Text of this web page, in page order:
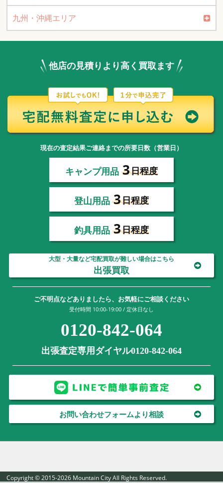
九州・沖縄エリア
他店の見積りより高く買取ます
現在の査定結果ご連絡までの所要日数（営業日）
キャンプ用品 3日程度
登山用品 3日程度
釣具用品 3日程度
大型・大量など宅配買取が難しい場合はこちら
出張買取
ご不明点などありましたら、お気軽にご相談ください
受付時間 10:00-19:00 / 定休日なし
0120-842-064
出張査定専用ダイヤル0120-842-064
お問い合わせフォームより相談
Copyright © 2015-2026 Mountain City All Rights Reserved.